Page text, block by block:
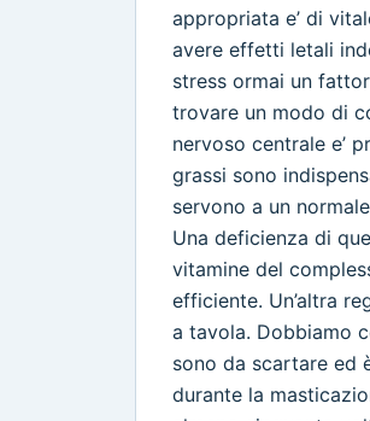
appropriata e’ di
avere effetti letali
stress ormai un
trovare un modo di
nervoso centrale e’
grassi sono
servono a un
Una deficienza di
vitamine del
efficiente. Un’altra
a tavola. Dobbiamo
sono da scartare ed
durante la